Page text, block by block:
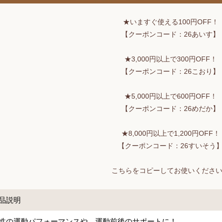
★いますぐ使える100円OFF！
【クーポンコード：26あいす】
★3,000円以上で300円OFF！
【クーポンコード：26こおり】
★5,000円以上で600円OFF！
【クーポンコード：26めだか】
★8,000円以上で1,200円OFF！
【クーポンコード：26すいそう
こちらをコピーしてお使いくださ
説明